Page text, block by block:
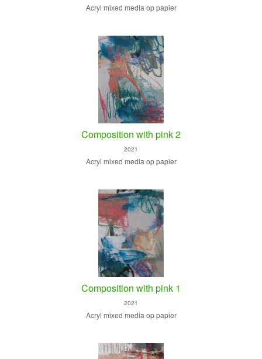
Acryl mixed media op papier
Composition with pink 2
2021
Acryl mixed media op papier
Composition with pink 1
2021
Acryl mixed media op papier